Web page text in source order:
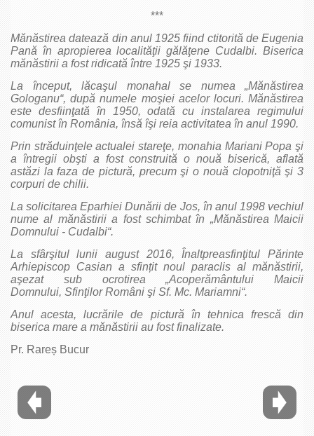
***
Mănăstirea datează din anul 1925 fiind ctitorită de Eugenia
Pană în apropierea localităţii gălăţene Cudalbi. Biserica
mănăstirii a fost ridicată între 1925 şi 1933.
La început, lăcaşul monahal se numea „Mănăstirea
Gologanu“, după numele moşiei acelor locuri. Mănăstirea
este desfiinţată în 1950, odată cu instalarea regimului
comunist în România, însă îşi reia activitatea în anul 1990.
Prin străduinţele actualei stareţe, monahia Mariani Popa şi
a întregii obşti a fost construită o nouă biserică, aflată
astăzi la faza de pictură, precum şi o nouă clopotniţă şi 3
corpuri de chilii.
La solicitarea Eparhiei Dunării de Jos, în anul 1998 vechiul
nume al mănăstirii a fost schimbat în „Mănăstirea Maicii
Domnului - Cudalbi“.
La sfârşitul lunii august 2016, Înaltpreasfinţitul Părinte
Arhiepiscop Casian a sfințit noul paraclis al mănăstirii,
aşezat sub ocrotirea „Acoperământului Maicii
Domnului, Sfinţilor Români şi Sf. Mc. Mariamni“.
Anul acesta, lucrările de pictură în tehnica frescă din
biserica mare a mănăstirii au fost finalizate.
Pr. Rareș Bucur